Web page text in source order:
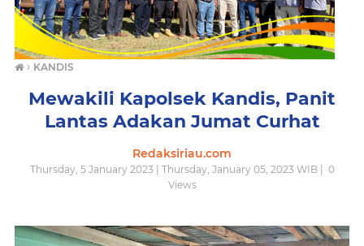
› KANDIS
Mewakili Kapolsek Kandis, Panit
Lantas Adakan Jumat Curhat
Redaksiriau.com
Thursday, 5 January 2023 | Thursday, January 05, 2023 WIB |
0
Views